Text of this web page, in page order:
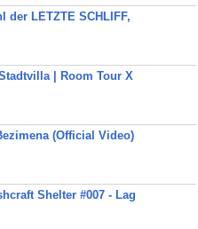
der LETZTE SCHLIFF,
| Room Tour X
(Official Video)
Shelter #007 - Lag